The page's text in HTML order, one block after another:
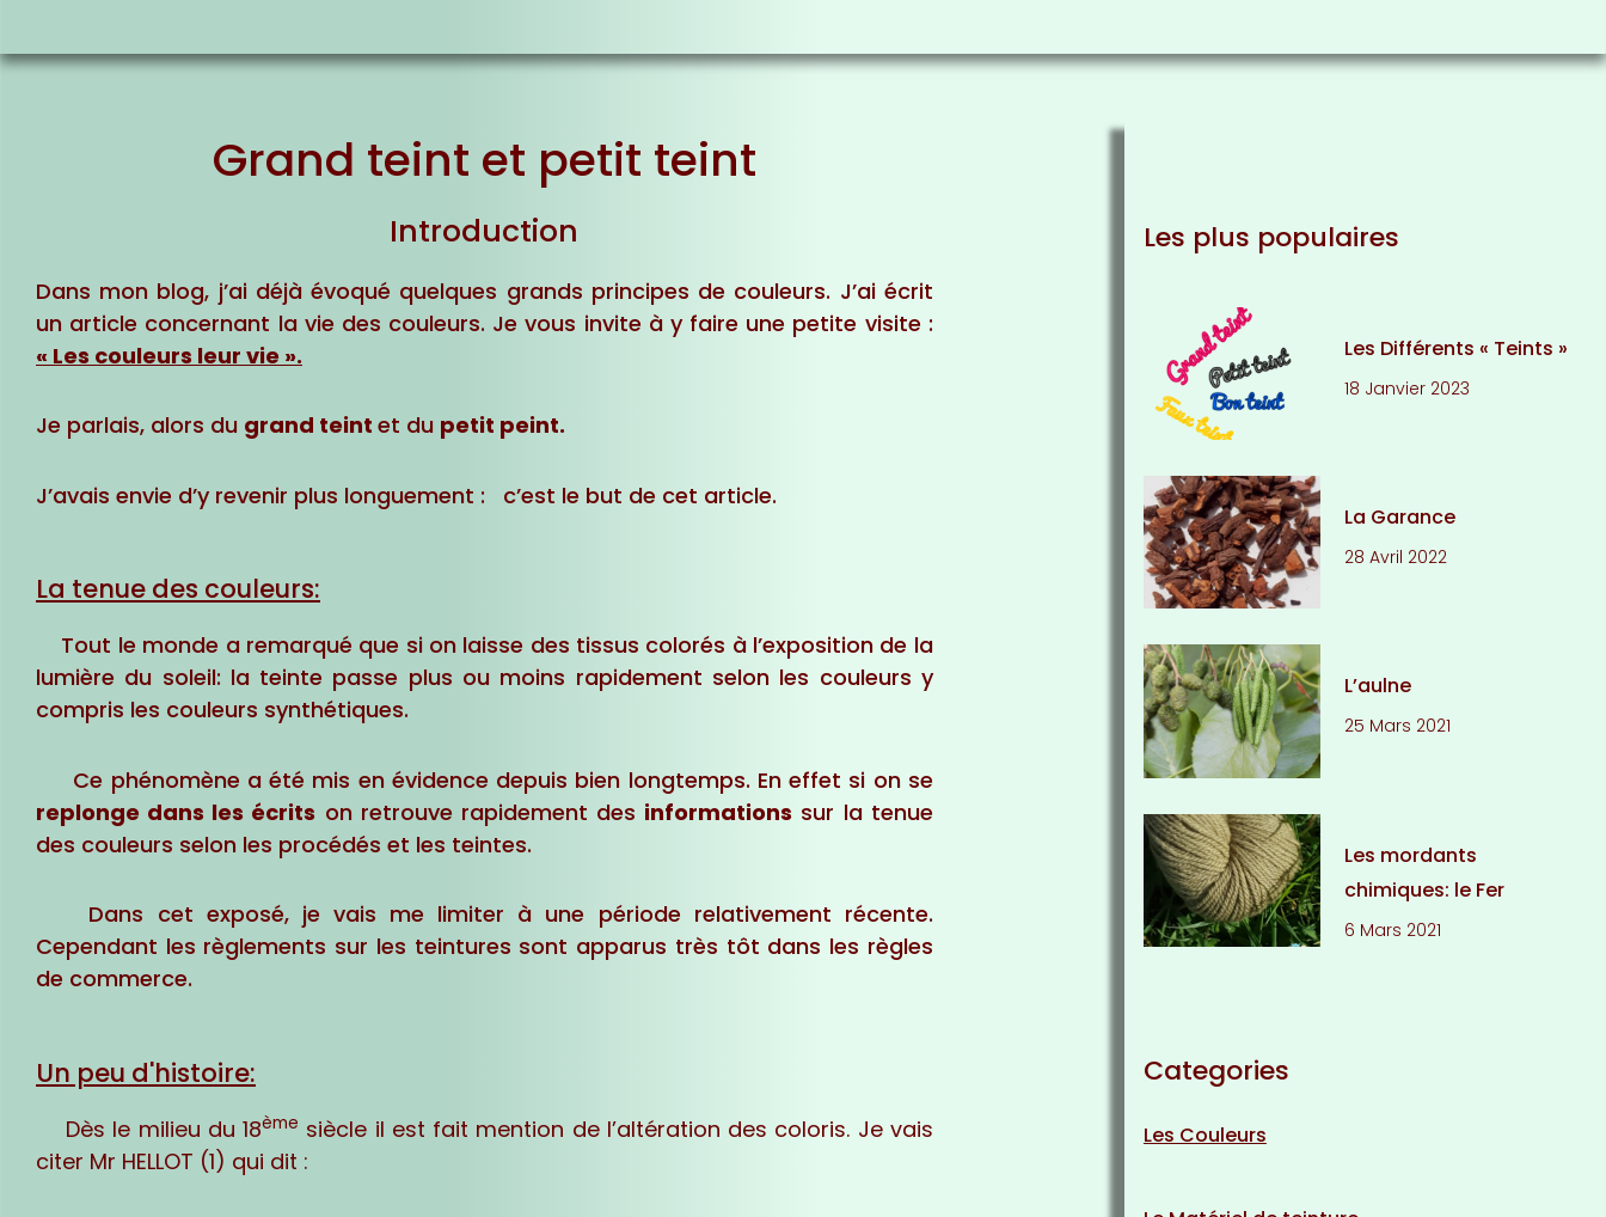
Grand teint et petit teint
Introduction
Dans mon blog, j’ai déjà évoqué quelques grands principes de couleurs. J’ai écrit
un article concernant la vie des couleurs. Je vous invite à y faire une petite visite :
« Les couleurs leur vie ».
Je parlais, alors du grand teint et du petit peint.
J’avais envie d’y revenir plus longuement : c’est le but de cet article.
La tenue des couleurs:
Tout le monde a remarqué que si on laisse des tissus colorés à l’exposition de la
lumière du soleil: la teinte passe plus ou moins rapidement selon les couleurs y
compris les couleurs synthétiques.
Ce phénomène a été mis en évidence depuis bien longtemps. En effet si on se
replonge dans les écrits on retrouve rapidement des informations sur la tenue
des couleurs selon les procédés et les teintes.
Dans cet exposé, je vais me limiter à une période relativement récente.
Cependant les règlements sur les teintures sont apparus très tôt dans les règles
de commerce.
Un peu d'histoire:
Dès le milieu du 18ème siècle il est fait mention de l’altération des coloris. Je vais
citer Mr HELLOT (1) qui dit :
Les plus populaires
Les Différents « Teints »
18 Janvier 2023
La Garance
28 Avril 2022
L’aulne
25 Mars 2021
Les mordants
chimiques: le Fer
6 Mars 2021
Categories
Les Couleurs